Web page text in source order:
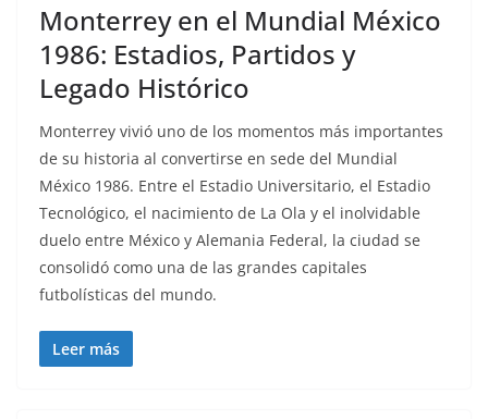
Monterrey en el Mundial México
1986: Estadios, Partidos y
Legado Histórico
Monterrey vivió uno de los momentos más importantes
de su historia al convertirse en sede del Mundial
México 1986. Entre el Estadio Universitario, el Estadio
Tecnológico, el nacimiento de La Ola y el inolvidable
duelo entre México y Alemania Federal, la ciudad se
consolidó como una de las grandes capitales
futbolísticas del mundo.
Leer más